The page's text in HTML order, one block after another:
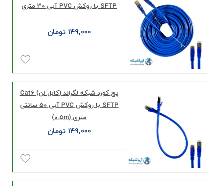
SFTP با روکش PVC آبی 30 متری
149,000 تومان
پچ کورد شبکه لگراند (کابل لن) Cat6
SFTP با روکش PVC آبی 50 سانتی
متری (0.5m)
149,000 تومان